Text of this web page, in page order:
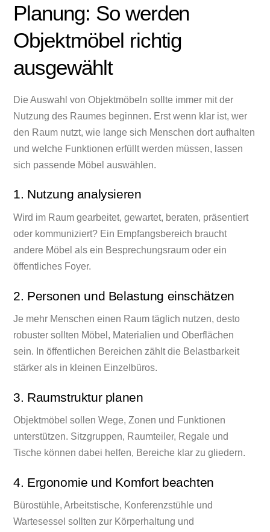
Planung: So werden
Objektmöbel richtig
ausgewählt
Die Auswahl von Objektmöbeln sollte immer mit der
Nutzung des Raumes beginnen. Erst wenn klar ist, wer
den Raum nutzt, wie lange sich Menschen dort aufhalten
und welche Funktionen erfüllt werden müssen, lassen
sich passende Möbel auswählen.
1. Nutzung analysieren
Wird im Raum gearbeitet, gewartet, beraten, präsentiert
oder kommuniziert? Ein Empfangsbereich braucht
andere Möbel als ein Besprechungsraum oder ein
öffentliches Foyer.
2. Personen und Belastung einschätzen
Je mehr Menschen einen Raum täglich nutzen, desto
robuster sollten Möbel, Materialien und Oberflächen
sein. In öffentlichen Bereichen zählt die Belastbarkeit
stärker als in kleinen Einzelbüros.
3. Raumstruktur planen
Objektmöbel sollen Wege, Zonen und Funktionen
unterstützen. Sitzgruppen, Raumteiler, Regale und
Tische können dabei helfen, Bereiche klar zu gliedern.
4. Ergonomie und Komfort beachten
Bürostühle, Arbeitstische, Konferenzstühle und
Wartesessel sollten zur Körperhaltung und